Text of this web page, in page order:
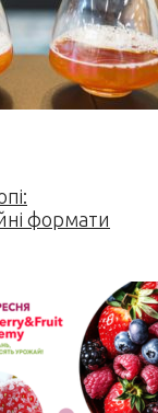
формати